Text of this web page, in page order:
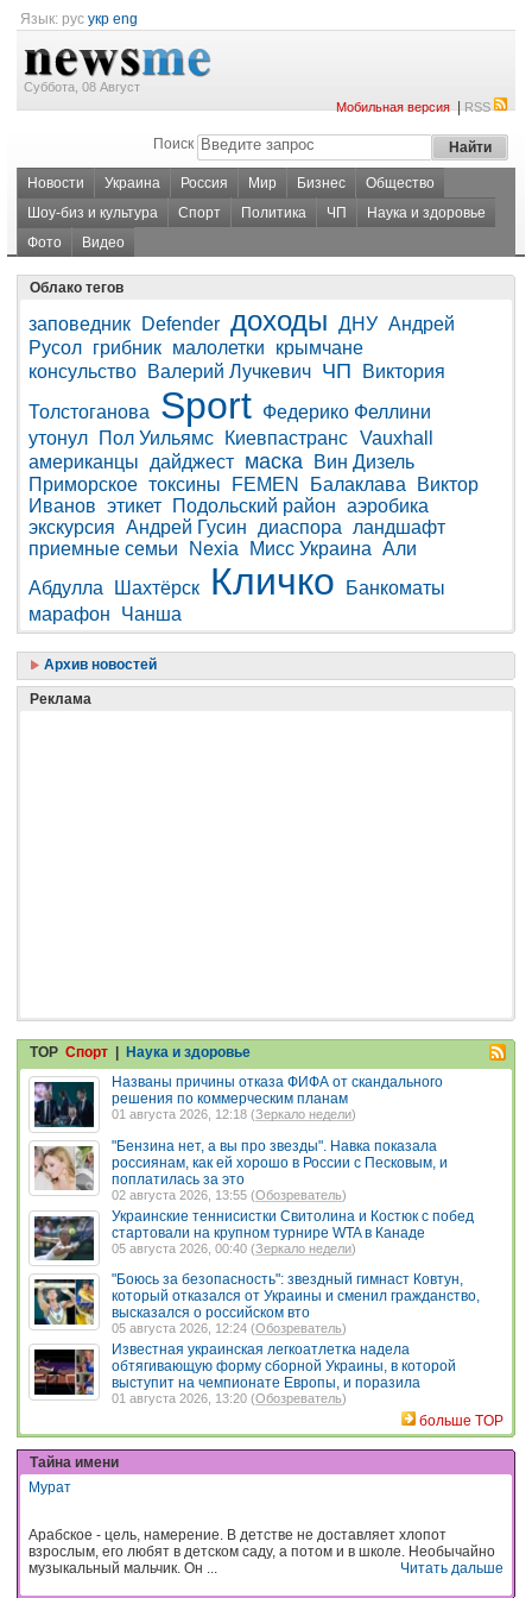
Язык: рус укр eng
Суббота, 08 Август
Мобильная версия|RSS
Поиск
Новости Украина Россия Мир Бизнес
Общество
Шоу-биз и культура
Спорт Политика ЧП
Наука и здоровье
Фото
Видео
Облако тегов
заповедник Defender доходы ДНУ Андрей
Русол грибник малолетки
крымчане
консульство
Валерий Лучкевич ЧП
Виктория
Толстоганова
Sport Федерико Феллини
утонул
Пол Уильямс Киевпастранс Vauxhall
американцы
дайджест маска
Вин Дизель
Приморское токсины FEMEN Балаклава
Виктор
Иванов этикет Подольский район аэробика
экскурсия Андрей Гусин диаспора
ландшафт
приемные семьи
Nexia Мисс Украина Али
Абдулла
Шахтёрск Кличко
Банкоматы
марафон
Чанша
Архив новостей
Реклама
TOP Спорт
Наука и здоровье
Названы причины отказа ФИФА от скандального
решения по коммерческим планам
01 августа 2026, 12:18 (Зеркало недели)
"Бензина нет, а вы про звезды". Навка показала
россиянам, как ей хорошо в России с Песковым, и
поплатилась за это
02 августа 2026, 13:55 (Обозреватель)
Украинские теннисистки Свитолина и Костюк с побед
стартовали на крупном турнире WTA в Канаде
05 августа 2026, 00:40 (Зеркало недели)
"Боюсь за безопасность": звездный гимнаст Ковтун,
который отказался от Украины и сменил гражданство,
высказался о российском вто
05 августа 2026, 12:24 (Обозреватель)
Известная украинская легкоатлетка надела
обтягивающую форму сборной Украины, в которой
выступит на чемпионате Европы, и поразила
01 августа 2026, 13:20 (Обозреватель)
больше TOP
Тайна имени
Мурат
Арабское - цель, намерение. В детстве не доставляет хлопот
взрослым, его любят в детском саду, а потом и в школе. Необычайно
музыкальный мальчик. Он ...
Читать дальше